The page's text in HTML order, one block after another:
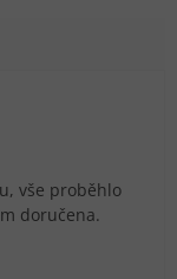
vše proběhlo
doručena.